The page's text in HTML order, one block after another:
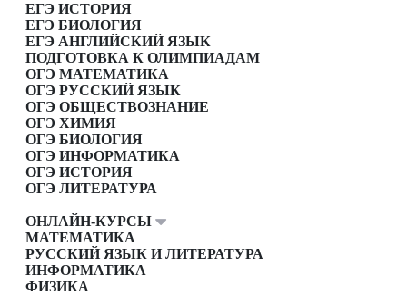
ЕГЭ ИСТОРИЯ
ЕГЭ БИОЛОГИЯ
ЕГЭ АНГЛИЙСКИЙ ЯЗЫК
ПОДГОТОВКА К ОЛИМПИАДАМ
ОГЭ МАТЕМАТИКА
ОГЭ РУССКИЙ ЯЗЫК
ОГЭ ОБЩЕСТВОЗНАНИЕ
ОГЭ ХИМИЯ
ОГЭ БИОЛОГИЯ
ОГЭ ИНФОРМАТИКА
ОГЭ ИСТОРИЯ
ОГЭ ЛИТЕРАТУРА
ОНЛАЙН-КУРСЫ
МАТЕМАТИКА
РУССКИЙ ЯЗЫК И ЛИТЕРАТУРА
ИНФОРМАТИКА
ФИЗИКА